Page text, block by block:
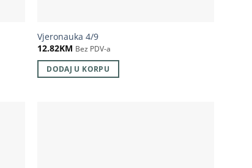
Vjeronauka 4/9
12.82KM Bez PDV-a
DODAJ U KORPU